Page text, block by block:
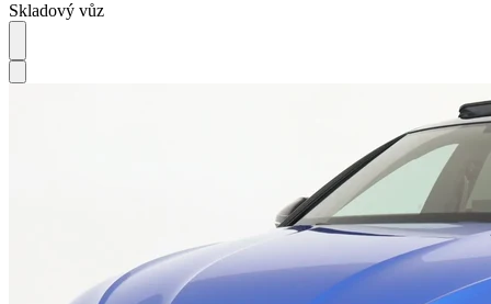
Skladový vůz